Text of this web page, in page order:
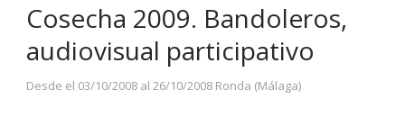
Cosecha 2009. Bandoleros,
audiovisual participativo
Desde el 03/10/2008 al 26/10/2008 Ronda (Málaga)